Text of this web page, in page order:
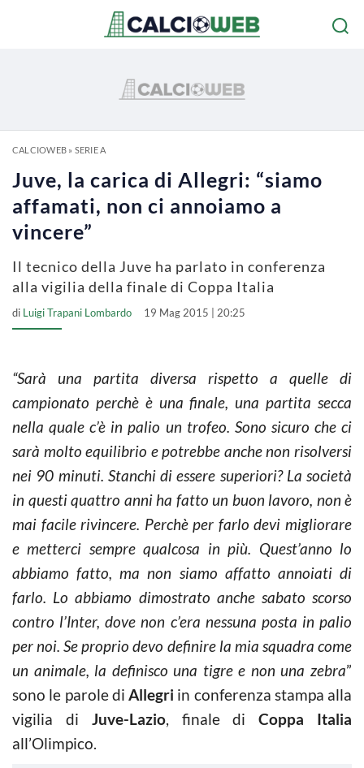
CALCIOWEB» SERIE A
Juve, la carica di Allegri: “siamo
affamati, non ci annoiamo a
vincere”
Il tecnico della Juve ha parlato in conferenza
alla vigilia della finale di Coppa Italia
di Luigi Trapani Lombardo 19 Mag 2015 | 20:25
“Sarà una partita diversa rispetto a quelle di
campionato perchè è una finale, una partita secca
nella quale c’è in palio un trofeo. Sono sicuro che ci
sarà molto equilibrio e potrebbe anche non risolversi
nei 90 minuti. Stanchi di essere superiori? La società
in questi quattro anni ha fatto un buon lavoro, non è
mai facile rivincere. Perchè per farlo devi migliorare
e metterci sempre qualcosa in più. Quest’anno lo
abbiamo fatto, ma non siamo affatto annoiati di
farlo. Lo abbiamo dimostrato anche sabato scorso
contro l’Inter, dove non c’era nessuna posta in palio
per noi. Se proprio devo definire la mia squadra come
un animale, la definisco una tigre e non una zebra”
sono le parole di Allegri in conferenza stampa alla
vigilia di Juve-Lazio, finale diCoppa Italia
all’Olimpico.